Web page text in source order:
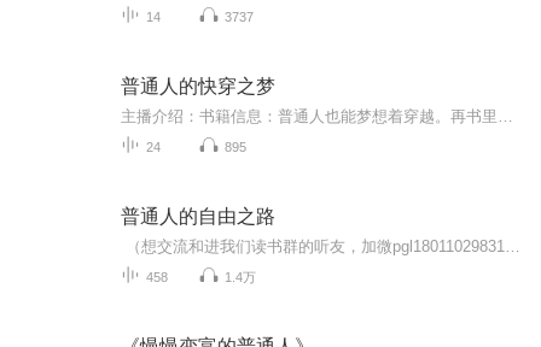
14 3737
普通人的快穿之梦
24 895
普通人的自由之路
458 1.4万